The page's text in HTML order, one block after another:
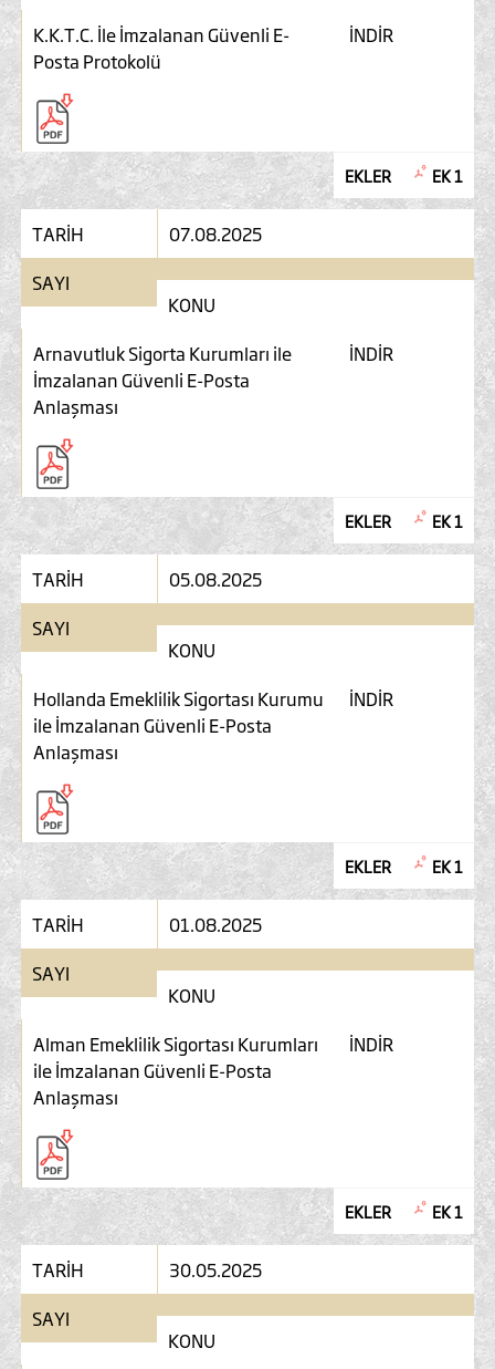
K.K.T.C. İle İmzalanan Güvenli E-
Posta Protokolü
İNDİR
EKLER EK 1
TARİH
07.08.2025
SAYI
KONU
Arnavutluk Sigorta Kurumları ile
İmzalanan Güvenli E-Posta
Anlaşması
İNDİR
EKLER EK 1
TARİH
05.08.2025
SAYI
KONU
Hollanda Emeklilik Sigortası Kurumu
ile İmzalanan Güvenli E-Posta
Anlaşması
İNDİR
EKLER EK 1
TARİH
01.08.2025
SAYI
KONU
Alman Emeklilik Sigortası Kurumları
ile İmzalanan Güvenli E-Posta
Anlaşması
İNDİR
EKLER EK 1
TARİH
30.05.2025
SAYI
KONU